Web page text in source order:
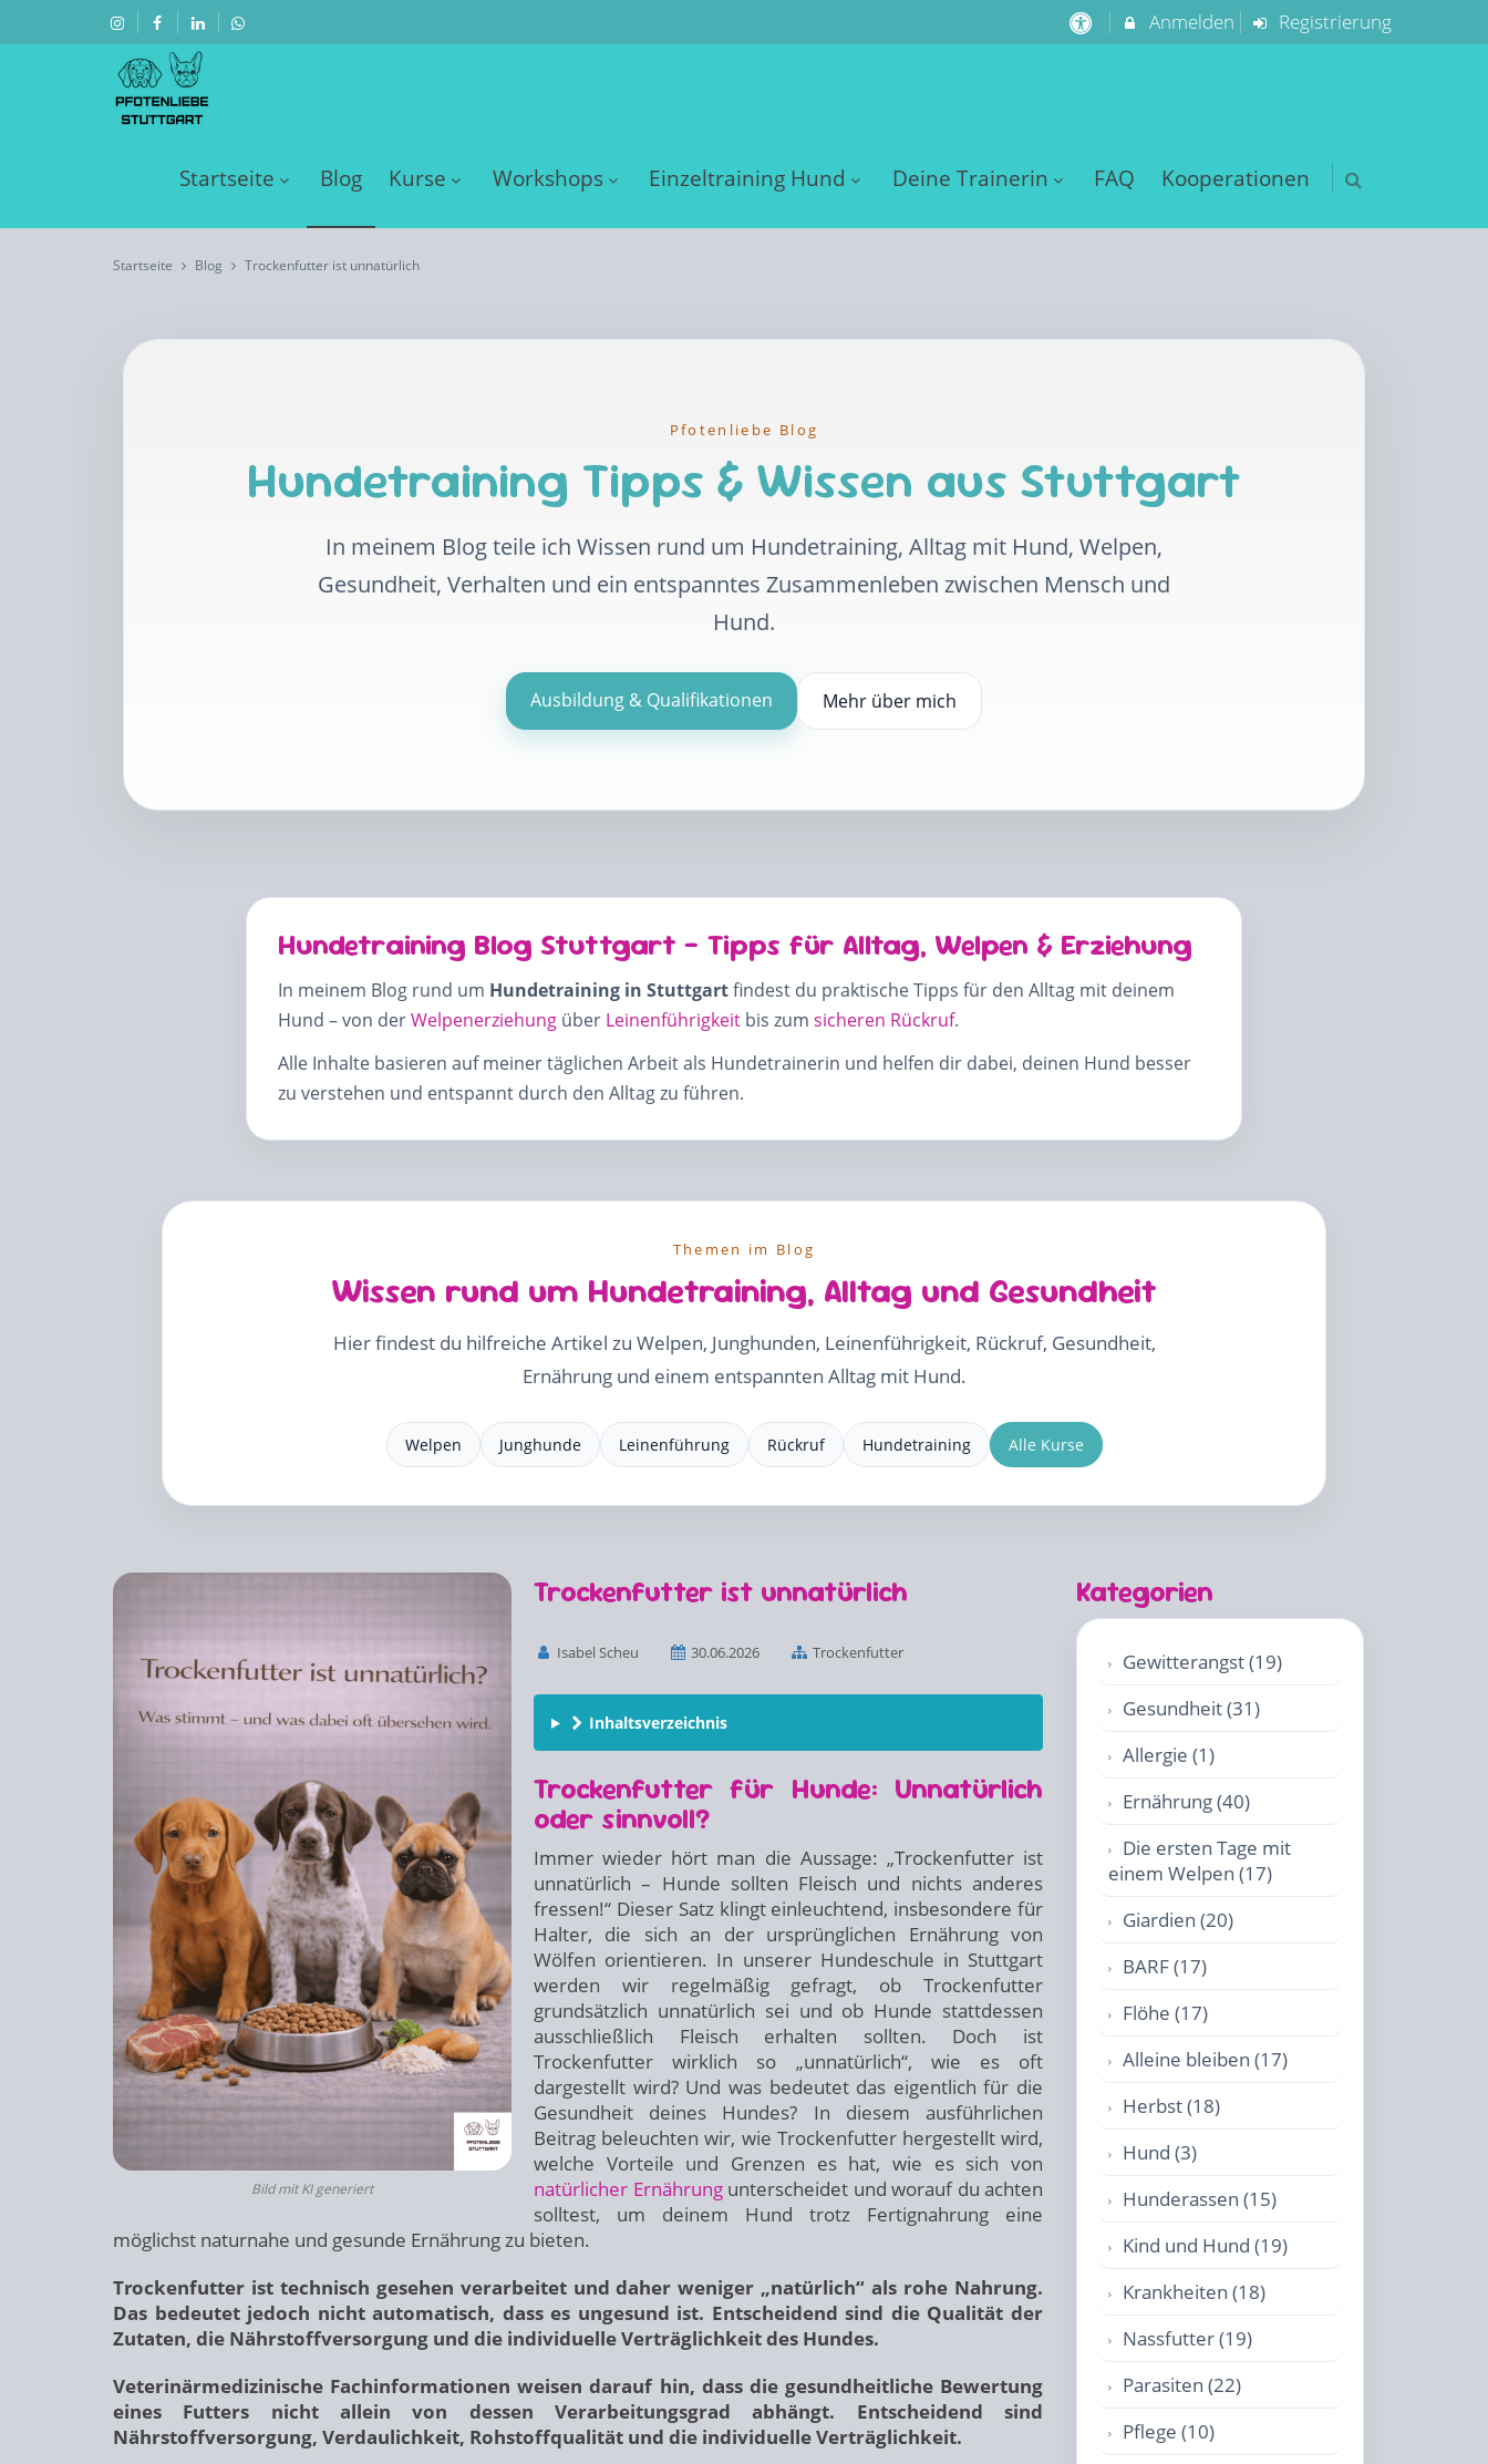
Anmelden Registrierung
Startseite Blog Kurse Workshops Einzeltraining Hund Deine Trainerin FAQ Kooperationen
Startseite Blog Trockenfutter ist unnatürlich
Pfotenliebe Blog
Hundetraining Tipps & Wissen aus Stuttgart
In meinem Blog teile ich Wissen rund um Hundetraining, Alltag mit Hund, Welpen,
Gesundheit, Verhalten und ein entspanntes Zusammenleben zwischen Mensch und
Hund.
Ausbildung & Qualifikationen Mehr über mich
Hundetraining Blog Stuttgart – Tipps für Alltag, Welpen & Erziehung
In meinem Blog rund um Hundetraining in Stuttgartfindest du praktische Tipps für den Alltag mit deinem
Hund – von derWelpenerziehung über Leinenführigkeit bis zum sicheren Rückruf.
Alle Inhalte basieren auf meiner täglichen Arbeit als Hundetrainerin und helfen dir dabei, deinen Hund besser
zu verstehen und entspannt durch den Alltag zu führen.
Themen im Blog
Wissen rund um Hundetraining, Alltag und Gesundheit
Hier findest du hilfreiche Artikel zu Welpen, Junghunden, Leinenführigkeit, Rückruf, Gesundheit,
Ernährung und einem entspannten Alltag mit Hund.
Welpen Junghunde Leinenführung Rückruf Hundetraining Alle Kurse
Bild mit KI generiert
Trockenfutter ist unnatürlich
Isabel Scheu 30.06.2026 Trockenfutter
Inhaltsverzeichnis
Trockenfutter für Hunde: Unnatürlich
oder sinnvoll?
Immer wieder hört man die Aussage: „Trockenfutter ist
unnatürlich – Hunde sollten Fleisch und nichts anderes
fressen!“ Dieser Satz klingt einleuchtend, insbesondere für
Halter, die sich an der ursprünglichen Ernährung von
Wölfen orientieren. In unserer Hundeschule in Stuttgart
werden wir regelmäßig gefragt, ob Trockenfutter
grundsätzlich unnatürlich sei und ob Hunde stattdessen
ausschließlich Fleisch erhalten sollten. Doch ist
Trockenfutter wirklich so „unnatürlich“, wie es oft
dargestellt wird? Und was bedeutet das eigentlich für die
Gesundheit deines Hundes? In diesem ausführlichen
Beitrag beleuchten wir, wie Trockenfutter hergestellt wird,
welche Vorteile und Grenzen es hat, wie es sich von
natürlicher Ernährungunterscheidet und worauf du achten
solltest, um deinem Hund trotz Fertignahrung eine
möglichst naturnahe und gesunde Ernährung zu bieten.
Trockenfutter ist technisch gesehen verarbeitet und daher weniger „natürlich“ als rohe Nahrung.
Das bedeutet jedoch nicht automatisch, dass es ungesund ist. Entscheidend sind die Qualität der
Zutaten, die Nährstoffversorgung und die individuelle Verträglichkeit des Hundes.
Veterinärmedizinische Fachinformationen weisen darauf hin, dass die gesundheitliche Bewertung
eines Futters nicht allein von dessen Verarbeitungsgrad abhängt. Entscheidend sind
Nährstoffversorgung, Verdaulichkeit, Rohstoffqualität und die individuelle Verträglichkeit.
Kategorien
Gewitterangst (19)
Gesundheit (31)
Allergie (1)
Ernährung (40)
Die ersten Tage mit
einem Welpen (17)
Giardien (20)
BARF (17)
Flöhe (17)
Alleine bleiben (17)
Herbst (18)
Hund (3)
Hunderassen (15)
Kind und Hund (19)
Krankheiten (18)
Nassfutter (19)
Parasiten (22)
Pflege (10)